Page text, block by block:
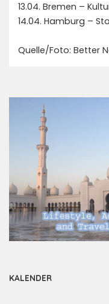
13.04. Bremen –
14.04. Hamburg –
Quelle/Foto: Better
KALENDER